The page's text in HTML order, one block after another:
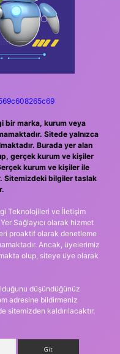
bir marka, kurum veya
Sitede yalnızca
Burada yer alan
gerçek kurum ve kişiler
kurum ve kişiler ile
Sitemizdeki bilgiler taslak
Teknolojileri ve İletişim
Sağlayıcı olarak hizmet
proaktif olarak denetleme
Ancak, üyelerimiz
olup, siteye üye olarak
düşündüğünüz
adresine bildirmeniz
sitemizden kaldırılacaktır.